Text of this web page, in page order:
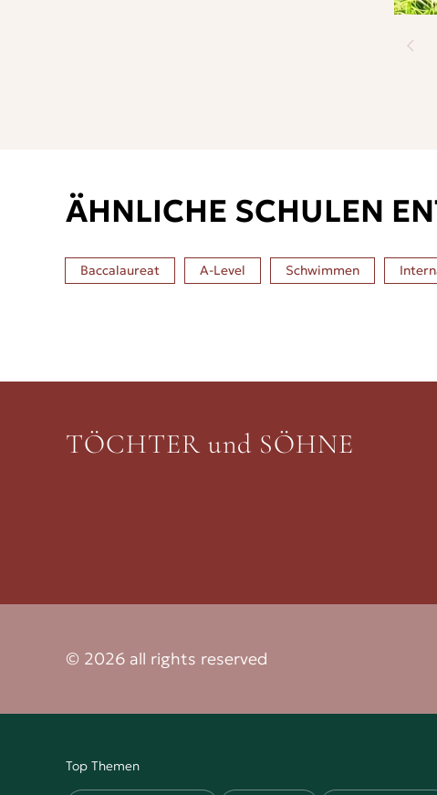
ÄHNLICHE SCHULEN
Baccalaureat A-Level Schwimmen
TÖCHTER und SÖHNE
© 2026 all rights reserved
Top Themen